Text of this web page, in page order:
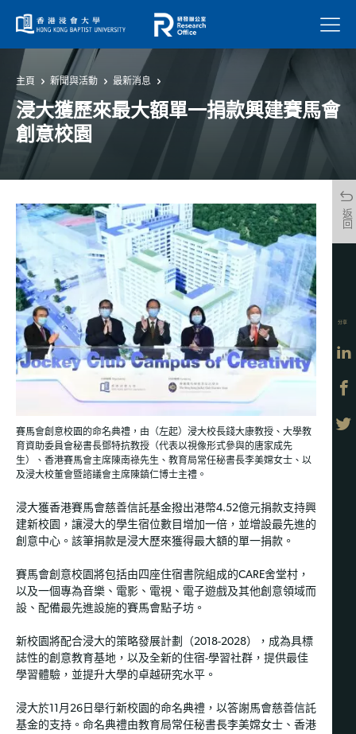
菜單
主頁 新聞與活動 最新消息
浸大獲歷來最大額單一捐款興建賽馬會
創意校園
返回
賽馬會創意校園的命名典禮，由（左起）浸大校長錢大康教授、大學教
育資助委員會秘書長鄧特抗教授（代表以視像形式參與的唐家成先
生）、香港賽馬會主席陳南祿先生、教育局常任秘書長李美嫦女士、以
及浸大校董會暨諮議會主席陳鎮仁博士主禮。
浸大獲香港賽馬會慈善信託基金撥出港幣4.52億元捐款支持興
建新校園，讓浸大的學生宿位數目增加一倍，並增設最先進的
創意中心。該筆捐款是浸大歷來獲得最大額的單一捐款。
賽馬會創意校園將包括由四座住宿書院組成的CARE舍堂村，
以及一個專為音樂、電影、電視、電子遊戲及其他創意領域而
設、配備最先進設施的賽馬會點子坊。
新校園將配合浸大的策略發展計劃（2018-2028），成為具標
誌性的創意教育基地，以及全新的住宿-學習社群，提供最佳
學習體驗，並提升大學的卓越研究水平。
浸大於11月26日舉行新校園的命名典禮，以答謝馬會慈善信託
基金的支持。命名典禮由教育局常任秘書長李美嫦女士、香港
分享